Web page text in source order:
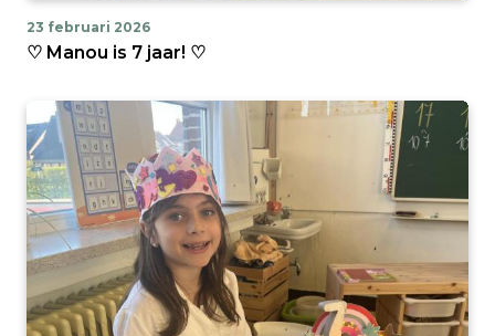
23 februari 2026
♡ Manou is 7 jaar! ♡